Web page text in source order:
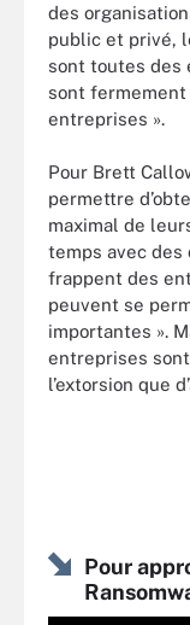
des
public et privé,
sont toutes des
sont
entreprises ».
Pour Brett
permettre
maximal de
temps avec
frappent des
peuvent se
importantes ».
entreprises
l’extorsion que
Pour